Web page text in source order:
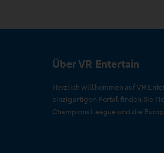
Über VR Entertain
Herzlich willkommen auf VR
einzigartigen Portal finden Sie
Champions League und die